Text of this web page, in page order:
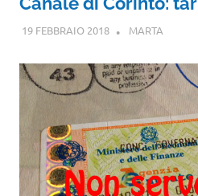
19 FEBBRAIO 2018 MARTA